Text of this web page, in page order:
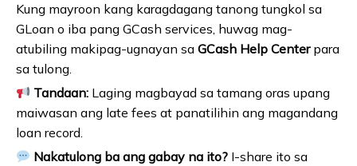
Kung mayroon kang karagdagang tanong tungkol sa
GLoan o iba pang GCash services, huwag mag-
atubiling makipag-ugnayan sa GCash Help Centerpara
sa tulong.
Tandaan: Laging magbayad sa tamang oras upang
maiwasan ang late fees at panatilihin ang magandang
loan record.
Nakatulong ba ang gabay na ito? I-share ito sa